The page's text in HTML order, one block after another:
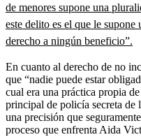
de menores supone una
este delito es el que le
derecho a ningún beneficio”.
En cuanto al derecho de no
que “nadie puede estar
cual era una práctica propia
principal de policía secreta
una precisión que
proceso que enfrenta Aida